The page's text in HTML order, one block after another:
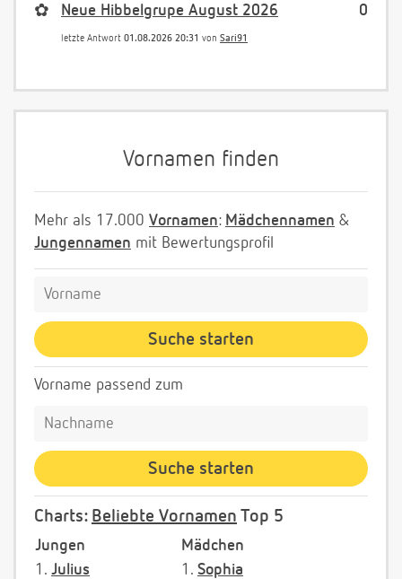
0
✿ Neue Hibbelgrupe August 2026
letzte Antwort 01.08.2026 20:31 von Sari91
Vornamen finden
Mehr als 17.000 Vornamen: Mädchennamen &
Jungennamen mit Bewertungsprofil
Vorname passend zum
Charts: Beliebte Vornamen Top 5
Jungen
Mädchen
1. Julius
1. Sophia